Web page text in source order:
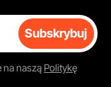
Subskrybuj
na naszą Politykę